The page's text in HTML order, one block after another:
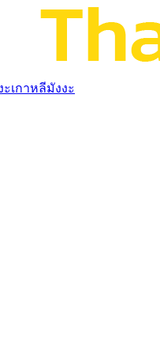
ะเกาหลีมังงะ